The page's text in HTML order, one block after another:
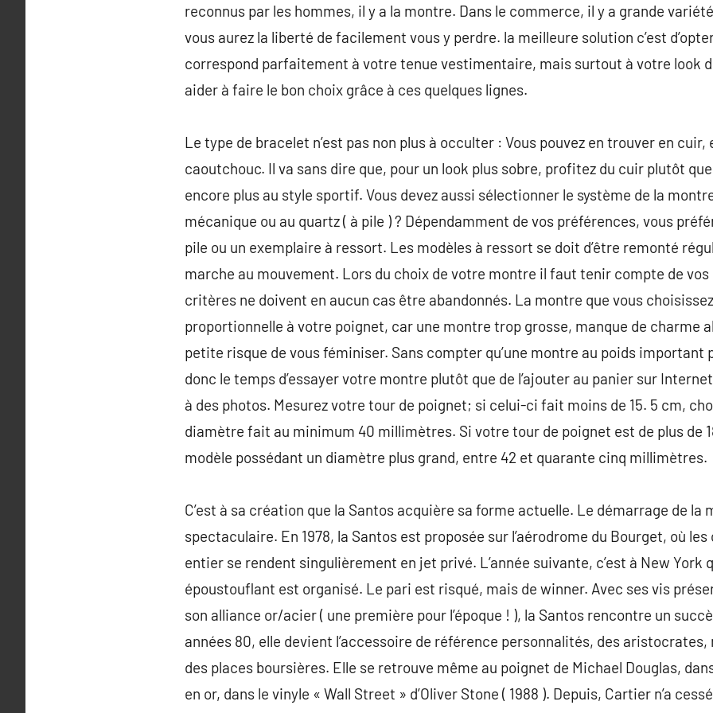
reconnus par les hommes, il y a la montre. Dans le commerce, il y a grande
vous aurez la liberté de facilement vous y perdre. la meilleure solution c’est
correspond parfaitement à votre tenue vestimentaire, mais surtout à votre look
aider à faire le bon choix grâce à ces quelques lignes.
Le type de bracelet n’est pas non plus à occulter : Vous pouvez en trouver en
caoutchouc. Il va sans dire que, pour un look plus sobre, profitez du cuir plutôt
encore plus au style sportif. Vous devez aussi sélectionner le système de la
mécanique ou au quartz ( à pile ) ? Dépendamment de vos préférences, vous
pile ou un exemplaire à ressort. Les modèles à ressort se doit d’être remonté
marche au mouvement. Lors du choix de votre montre il faut tenir compte de
critères ne doivent en aucun cas être abandonnés. La montre que vous
proportionnelle à votre poignet, car une montre trop grosse, manque de charme
petite risque de vous féminiser. Sans compter qu’une montre au poids important
donc le temps d’essayer votre montre plutôt que de l’ajouter au panier sur
à des photos. Mesurez votre tour de poignet; si celui-ci fait moins de 15. 5 cm,
diamètre fait au minimum 40 millimètres. Si votre tour de poignet est de plus de
modèle possédant un diamètre plus grand, entre 42 et quarante cinq millimètres.
C’est à sa création que la Santos acquière sa forme actuelle. Le démarrage de
spectaculaire. En 1978, la Santos est proposée sur l’aérodrome du Bourget, où
entier se rendent singulièrement en jet privé. L’année suivante, c’est à New York
époustouflant est organisé. Le pari est risqué, mais de winner. Avec ses vis
son alliance or/acier ( une première pour l’époque ! ), la Santos rencontre un
années 80, elle devient l’accessoire de référence personnalités, des aristocrates,
des places boursières. Elle se retrouve même au poignet de Michael Douglas,
en or, dans le vinyle « Wall Street » d’Oliver Stone ( 1988 ). Depuis, Cartier n’a